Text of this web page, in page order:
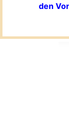
den